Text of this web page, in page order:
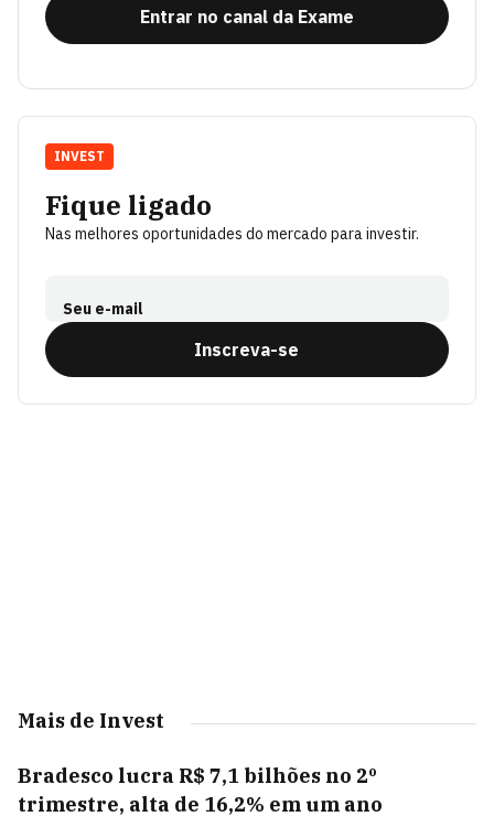
Entrar no canal da Exame
Fique ligado
Nas melhores oportunidades do mercado para investir.
Seu e-mail
Inscreva-se
INVEST
Mais de Invest
Bradesco lucra R$ 7,1 bilhões no 2º
trimestre, alta de 16,2% em um ano